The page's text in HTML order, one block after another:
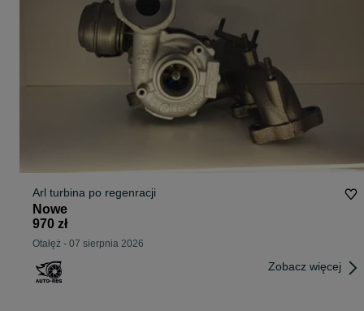
Arl turbina po regenracji
Nowe
970 zł
Otałęż - 07 sierpnia 2026
Zobacz więcej